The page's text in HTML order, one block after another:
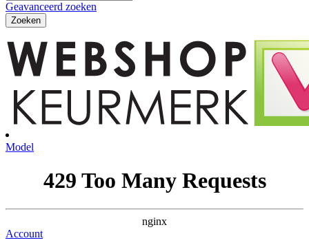
Geavanceerd zoeken
Zoeken
Model
429 Too Many Requests
nginx
Account